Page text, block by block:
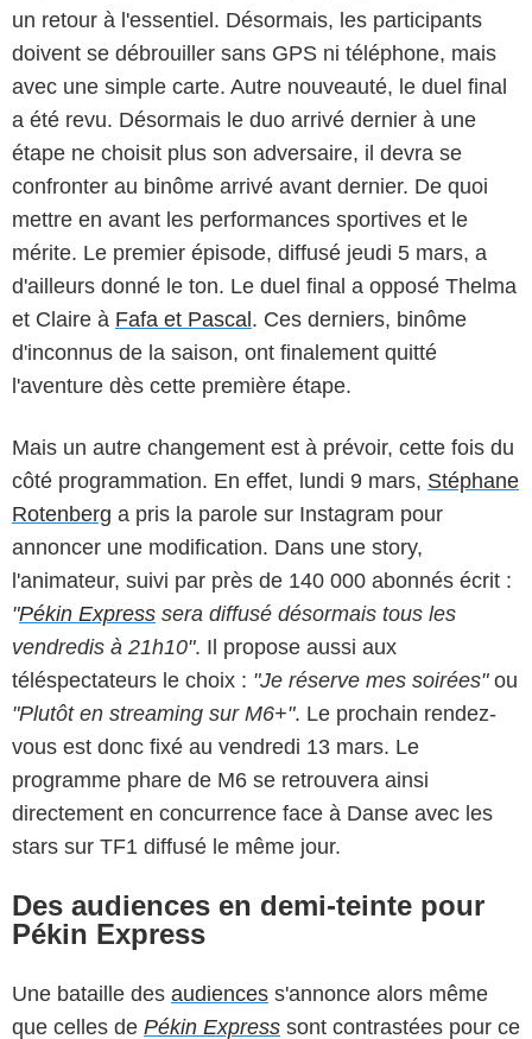
un retour à l'essentiel. Désormais, les participants
doivent se débrouiller sans GPS ni téléphone, mais
avec une simple carte. Autre nouveauté, le duel final
a été revu. Désormais le duo arrivé dernier à une
étape ne choisit plus son adversaire, il devra se
confronter au binôme arrivé avant dernier. De quoi
mettre en avant les performances sportives et le
mérite. Le premier épisode, diffusé jeudi 5 mars, a
d'ailleurs donné le ton. Le duel final a opposé Thelma
et Claire à Fafa et Pascal. Ces derniers, binôme
d'inconnus de la saison, ont finalement quitté
l'aventure dès cette première étape.
Mais un autre changement est à prévoir, cette fois du
côté programmation. En effet, lundi 9 mars, Stéphane
Rotenberg a pris la parole sur Instagram pour
annoncer une modification. Dans une story,
l'animateur, suivi par près de 140 000 abonnés écrit :
"Pékin Express sera diffusé désormais tous les
vendredis à 21h10". Il propose aussi aux
téléspectateurs le choix : "Je réserve mes soirées"ou
"Plutôt en streaming sur M6+". Le prochain rendez-
vous est donc fixé au vendredi 13 mars. Le
programme phare de M6 se retrouvera ainsi
directement en concurrence face à Danse avec les
stars sur TF1 diffusé le même jour.
Des audiences en demi-teinte pour
Pékin Express
Une bataille des audiences s'annonce alors même
que celles de Pékin Express sont contrastées pour ce